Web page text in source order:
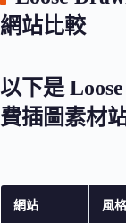
網站比較
以下是
費插圖素材
網站 風格